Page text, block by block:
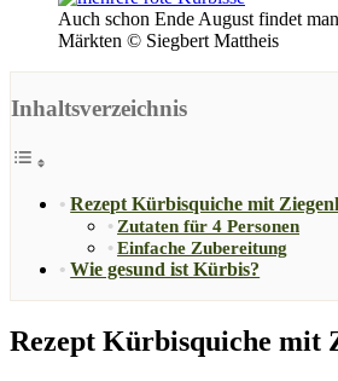
Auch schon Ende August findet
Märkten © Siegbert Mattheis
Inhaltsverzeichnis
Rezept Kürbisquiche mit
Zutaten für 4 Personen
Einfache Zubereitung
Wie gesund ist Kürbis?
Rezept Kürbisquiche mit